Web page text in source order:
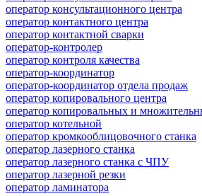
оператор консультационного центра
оператор контактного центра
оператор контактной сварки
оператор-контролер
оператор контроля качества
оператор-координатор
оператор-координатор отдела продаж
оператор копировального центра
оператор копировальных и
оператор котельной
оператор кромкооблицовочного станка
оператор лазерного станка
оператор лазерного станка с ЧПУ
оператор лазерной резки
оператор ламинатора